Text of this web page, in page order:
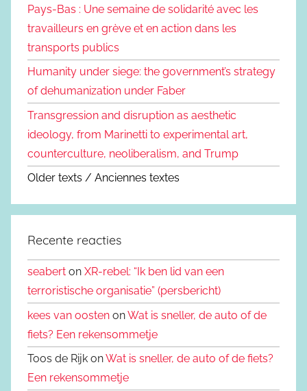
Pays-Bas : Une semaine de solidarité avec les
travailleurs en grève et en action dans les
transports publics
Humanity under siege: the government’s strategy
of dehumanization under Faber
Transgression and disruption as aesthetic
ideology, from Marinetti to experimental art,
counterculture, neoliberalism, and Trump
Older texts / Anciennes textes
Recente reacties
seabert on XR-rebel: “Ik ben lid van een
terroristische organisatie” (persbericht)
kees van oosten onWat is sneller, de auto of de
fiets? Een rekensommetje
Toos de Rijk onWat is sneller, de auto of de fiets?
Een rekensommetje